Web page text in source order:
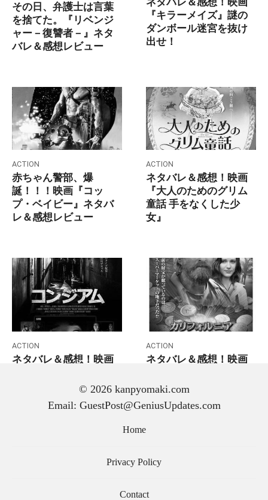
その日、弁護士は言葉
を捨てた。『リベンジ
ャー－復讐者－』ネタ
バレ＆感想レビュー
『キラーメイズ』謎の
ダンボール迷宮を抜け
出せ！
ACTION
赤ちゃん警部、爆
誕！！！映画『コッ
プ・ベイビー』ネタバ
レ＆感想レビュー
ACTION
ネタバレ＆感想！映画
『大人のためのグリム
童話 手をなくした少
女』
ACTION
ネタバレ＆感想！映画
アップデートは魅力的
だけど怖くない…
ACTION
ネタバレ＆感想！映画
ジャー』コストコの地
下でお宝探し！？
Previous 1
© 2026 kanpyomaki.com
Email: GuestPost@GeniusUpdates.com
Home
Privacy Policy
Contact